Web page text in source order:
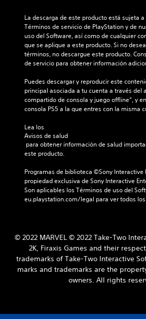
La descarga de este producto está sujeta
Términos de servicio de PlayStation y de
uso del Software, así como de cualquier
que se aplique a este producto. Si no
términos, no descargue este producto.
de servicio para obtener información
Puedes descargar y reproducir este
principal asociada a tu cuenta a través del
compartido de consola y juego offline”, y
consola PS5 a la que entres con la misma
Lea los
Avisos de salud
este producto.
Programas de biblioteca ©Sony Interactive
propiedad exclusiva de Sony Interactive
Son aplicables los Términos de uso del
eu.playstation.com/legal para ver todos
© 2022 MARVEL © 2022 Take-Two
2K, Firaxis Games and their
trademarks of Take-Two Interactive
marks and trademarks are the
owners. All rights